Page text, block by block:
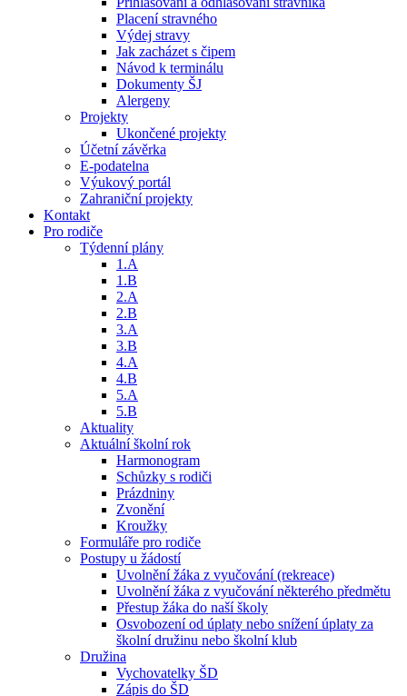
Placení stravného
Výdej stravy
Jak zacházet s čipem
Návod k terminálu
Dokumenty ŠJ
Alergeny
Projekty
Ukončené projekty
Účetní závěrka
E-podatelna
Výukový portál
Zahraniční projekty
Kontakt
Pro rodiče
Týdenní plány
1.A
1.B
2.A
2.B
3.A
3.B
4.A
4.B
5.A
5.B
Aktuality
Aktuální školní rok
Harmonogram
Schůzky s rodiči
Prázdniny
Zvonění
Kroužky
Formuláře pro rodiče
Postupy u žádostí
Uvolnění žáka z vyučování (rekreace)
Uvolnění žáka z vyučování některého předmětu
Přestup žáka do naší školy
Osvobození od úplaty nebo snížení úplaty za
školní družinu nebo školní klub
Družina
Vychovatelky ŠD
Zápis do ŠD